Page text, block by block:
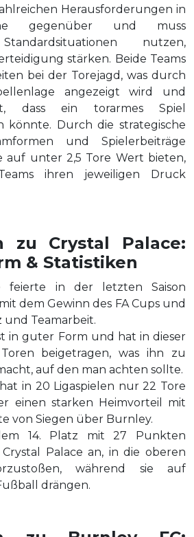
Herausforderungen in
gegenüber und muss
nutzen,
stärken. Beide Teams
bei der Torejagd, was durch
angezeigt wird und
dass ein torarmes Spiel
könnte. Durch die strategische
und Spielerbeiträge
auf unter 2,5 Tore Wert bieten,
ihren jeweiligen Druck
zu Crystal Palace:
& Statistiken
feierte in der letzten Saison
dem Gewinn des FA Cups und
und Teamarbeit.
in guter Form und hat in dieser
beigetragen, was ihn zu
auf den man achten sollte.
in 20 Ligaspielen nur 22 Tore
einen starken Heimvorteil mit
von Siegen über Burnley.
14. Platz mit 27 Punkten
Palace an, in die oberen
während sie auf
drängen.